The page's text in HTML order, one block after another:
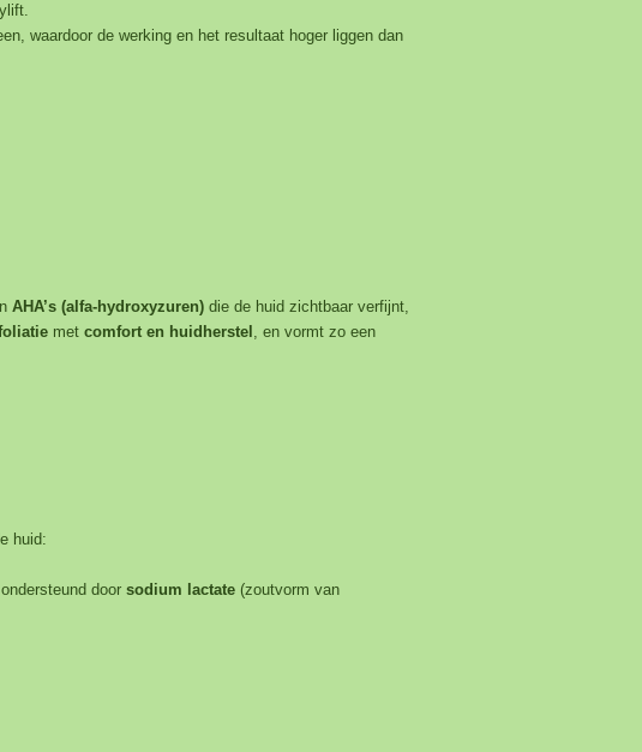
waardoor de werking en het resultaat hoger liggen dan
AHA’s (alfa-hydroxyzuren)die de huid zichtbaar verfijnt,
met comfort en huidherstel , en vormt zo een
huid:
door sodium lactate(zoutvorm van